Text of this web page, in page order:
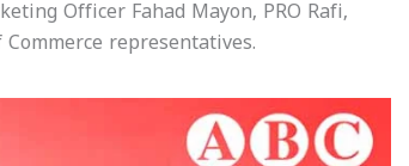
Officer Fahad Mayon, PRO Rafi,
representatives.